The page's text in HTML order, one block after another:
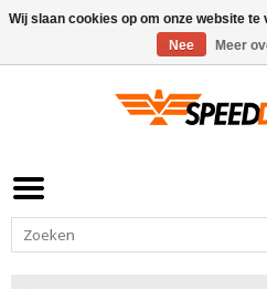
Wij slaan cookies op om onze website
Nee
Meer